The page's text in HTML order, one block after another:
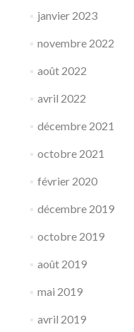
janvier 2023
novembre 2022
août 2022
avril 2022
décembre 2021
octobre 2021
février 2020
décembre 2019
octobre 2019
août 2019
mai 2019
avril 2019